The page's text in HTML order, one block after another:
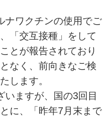
ワクチンの使用でご
「交互接種」をして
とが報告されており
なく、前向きなご検
します。
ますが、国の3回目
に、「昨年7月末まで